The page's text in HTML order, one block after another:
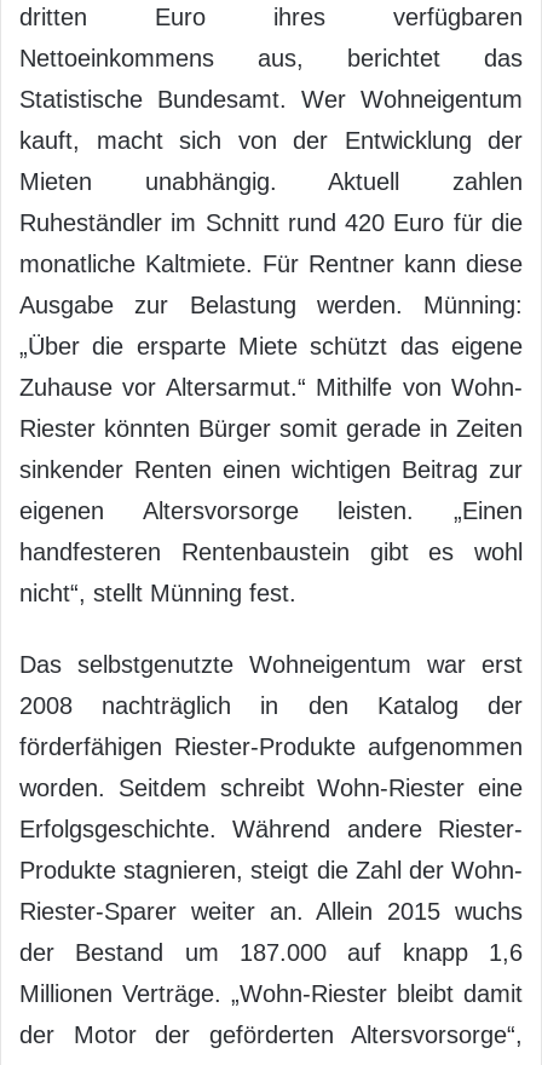
dritten Euro ihres verfügbaren
Nettoeinkommens aus, berichtet das
Statistische Bundesamt. Wer Wohneigentum
kauft, macht sich von der Entwicklung der
Mieten unabhängig. Aktuell zahlen
Ruheständler im Schnitt rund 420 Euro für die
monatliche Kaltmiete. Für Rentner kann diese
Ausgabe zur Belastung werden. Münning:
„Über die ersparte Miete schützt das eigene
Zuhause vor Altersarmut.“ Mithilfe von Wohn-
Riester könnten Bürger somit gerade in Zeiten
sinkender Renten einen wichtigen Beitrag zur
eigenen Altersvorsorge leisten. „Einen
handfesteren Rentenbaustein gibt es wohl
nicht“, stellt Münning fest.
Das selbstgenutzte Wohneigentum war erst
2008 nachträglich in den Katalog der
förderfähigen Riester-Produkte aufgenommen
worden. Seitdem schreibt Wohn-Riester eine
Erfolgsgeschichte. Während andere Riester-
Produkte stagnieren, steigt die Zahl der Wohn-
Riester-Sparer weiter an. Allein 2015 wuchs
der Bestand um 187.000 auf knapp 1,6
Millionen Verträge. „Wohn-Riester bleibt damit
der Motor der geförderten Altersvorsorge“,